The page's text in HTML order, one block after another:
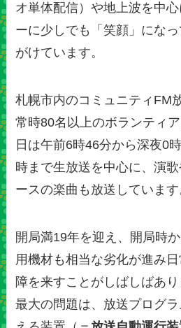
オ単体配信）や地上波を中
ーに少しでも「笑顔」にな
がけています。
札幌市内のコミュニティFM
常時80名以上のボランティ
日は午前6時46分から深夜0
時まで生放送を中心に、演
ースの楽曲も放送しています
開局満19年を迎え、開局時
用機材も相当な劣化が進み
障を来すことがしばしばあり
最大の問題は、放送プログ